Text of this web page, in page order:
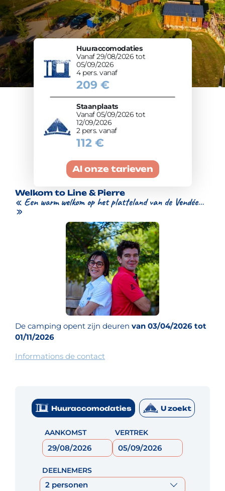
Huuraccomodaties
Vanaf 29/08/2026 tot
05/09/2026
4 pers. vanaf
209 €
Staanplaats
Vanaf 05/09/2026 tot
12/09/2026
2 pers. vanaf
112 €
Al onze tarieven
Welkom to Line & Pierre
« Een warm welkom op het platteland van de Vendée…
»
De camping opent zijn deuren van 03/04/2026 tot
01/11/2026
Informations de contact
Huuraccomodaties U zoekt
AANKOMST VERTREK
DEELNEMERS
2 personen